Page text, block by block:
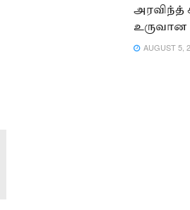
அரவிந்த்
உருவான
AUGUST 5,